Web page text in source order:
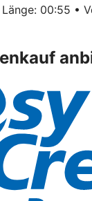
Länge: 00:55 •